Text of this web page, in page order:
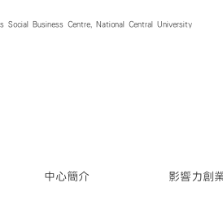
Business Centre, National Central University
中心簡介 影響力創